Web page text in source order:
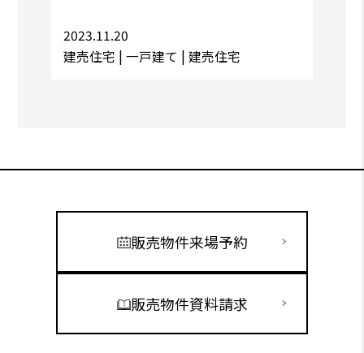
2023.11.20
建売住宅 | 一戸建て | 建売住宅
販売物件来場予約
販売物件資料請求